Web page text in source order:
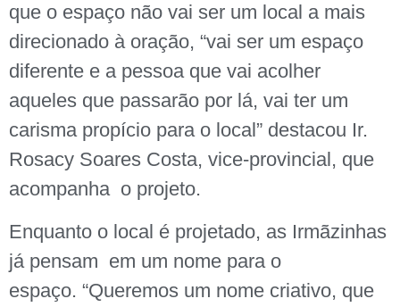
que o espaço não vai ser um local a mais
direcionado à oração, “vai ser um espaço
diferente e a pessoa que vai acolher
aqueles que passarão por lá, vai ter um
carisma propício para o local” destacou Ir.
Rosacy Soares Costa, vice-provincial, que
acompanha o projeto.
Enquanto o local é projetado, as Irmãzinhas
já pensam em um nome para o
espaço. “Queremos um nome criativo, que